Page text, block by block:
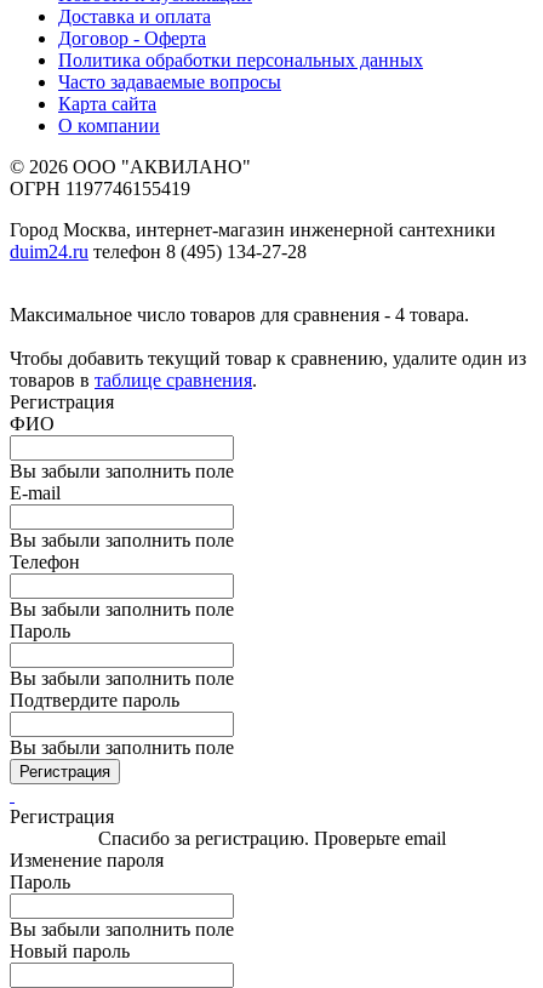
Доставка и оплата
Договор - Оферта
Политика обработки персональных данных
Часто задаваемые вопросы
Карта сайта
О компании
© 2026 ООО "АКВИЛАНО"
ОГРН 1197746155419
Город Москва, интернет-магазин инженерной сантехники
duim24.ru телефон 8 (495) 134-27-28
Максимальное число товаров для сравнения - 4 товара.
Чтобы добавить текущий товар к сравнению, удалите один из
товаров в таблице сравнения.
Регистрация
ФИО
Вы забыли заполнить поле
E-mail
Вы забыли заполнить поле
Телефон
Вы забыли заполнить поле
Пароль
Вы забыли заполнить поле
Подтвердите пароль
Вы забыли заполнить поле
Регистрация
Регистрация
Спасибо за регистрацию. Проверьте email
Изменение пароля
Пароль
Вы забыли заполнить поле
Новый пароль